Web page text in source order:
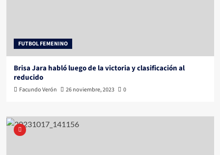
FUTBOL FEMENINO
Brisa Jara habló luego de la victoria y clasificación al
reducido
Facundo Verón 26 noviembre, 2023 0